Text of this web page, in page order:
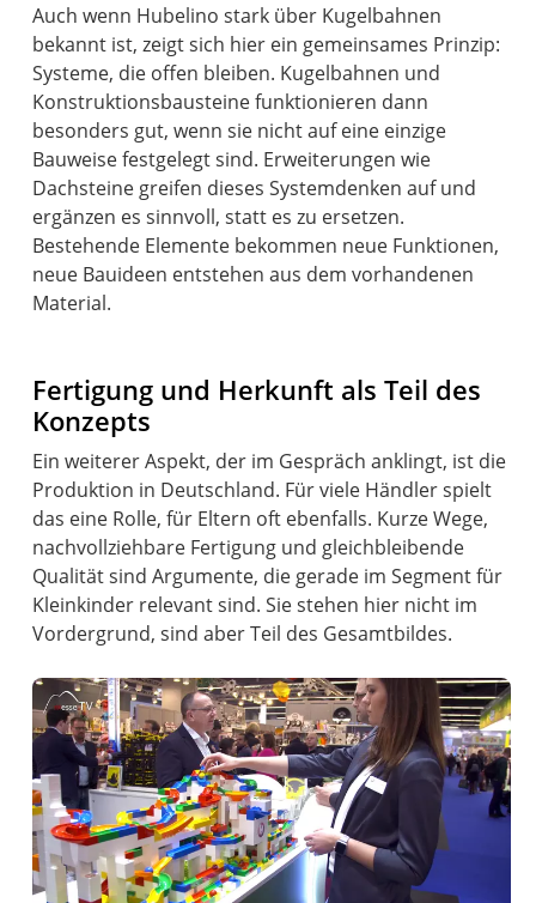
Auch wenn Hubelino stark über Kugelbahnen
bekannt ist, zeigt sich hier ein gemeinsames Prinzip:
Systeme, die offen bleiben. Kugelbahnen und
Konstruktionsbausteine funktionieren dann
besonders gut, wenn sie nicht auf eine einzige
Bauweise festgelegt sind. Erweiterungen wie
Dachsteine greifen dieses Systemdenken auf und
ergänzen es sinnvoll, statt es zu ersetzen.
Bestehende Elemente bekommen neue Funktionen,
neue Bauideen entstehen aus dem vorhandenen
Material.
Fertigung und Herkunft als Teil des
Konzepts
Ein weiterer Aspekt, der im Gespräch anklingt, ist die
Produktion in Deutschland. Für viele Händler spielt
das eine Rolle, für Eltern oft ebenfalls. Kurze Wege,
nachvollziehbare Fertigung und gleichbleibende
Qualität sind Argumente, die gerade im Segment für
Kleinkinder relevant sind. Sie stehen hier nicht im
Vordergrund, sind aber Teil des Gesamtbildes.